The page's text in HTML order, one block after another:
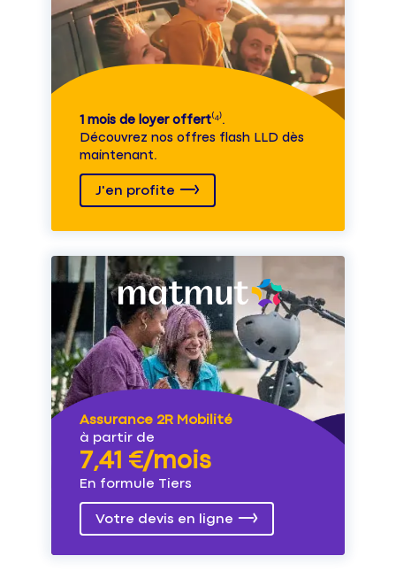
1 mois de loyer offert⁽⁴⁾.
Découvrez nos offres flash LLD dès
maintenant.
J'en profite
Assurance 2R Mobilité
à partir de
7,41 €/mois
En formule Tiers
Votre devis en ligne